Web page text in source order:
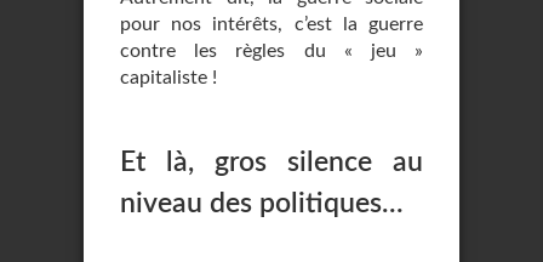
pour nos intérêts, c’est la guerre
contre les règles du « jeu »
capitaliste !
Et là, gros silence au
niveau des politiques…